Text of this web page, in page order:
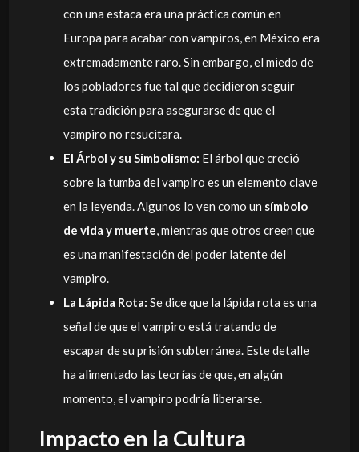
con una estaca era una práctica común en
Europa para acabar con vampiros, en México era
extremadamente raro. Sin embargo, el miedo de
los pobladores fue tal que decidieron seguir
esta tradición para asegurarse de que el
vampiro no resucitara.
El Árbol y su Simbolismo: El árbol que creció
sobre la tumba del vampiro es un elemento clave
en la leyenda. Algunos lo ven como un símbolo
de vida y muerte, mientras que otros creen que
es una manifestación del poder latente del
vampiro.
La Lápida Rota: Se dice que la lápida rota es una
señal de que el vampiro está tratando de
escapar de su prisión subterránea. Este detalle
ha alimentado las teorías de que, en algún
momento, el vampiro podría liberarse.
Impacto en la Cultura